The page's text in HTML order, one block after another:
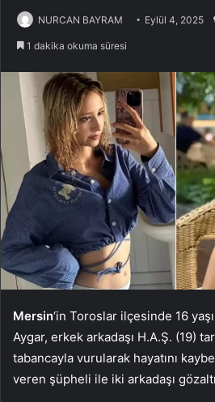
NURCAN BAYRAM Eylül 4, 2025
1 dakika okuma süresi
Mersin‘in Toroslar ilçesinde 16
Aygar, erkek arkadaşı H.A.Ş. (19)
tabancayla vurularak hayatını
veren şüpheli ile iki arkadaşı